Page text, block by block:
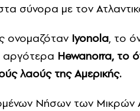
σύνορα με τον
ονομαζόταν Iyonola, το
αργότερα Hewanorra, το
λαούς της Αμερικής.
Νήσων των Μικρών